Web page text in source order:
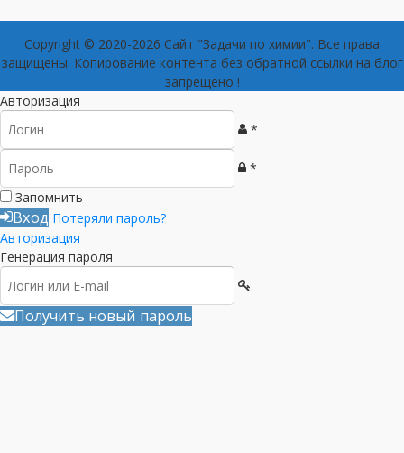
Copyright © 2020-2026 Сайт "Задачи по химии". Все права
защищены. Копирование контента без обратной ссылки на блог
запрещено !
Авторизация
*
*
Запомнить
Вход Потеряли пароль?
Авторизация
Генерация пароля
Получить новый пароль